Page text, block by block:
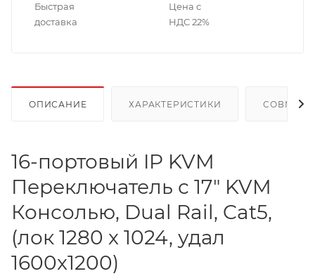
Быстрая
доставка
Цена с
НДС 22%
ОПИСАНИЕ ХАРАКТЕРИСТИКИ
16-портовый IP KVM
Переключатель с 17" KVM
Консолью, Dual Rail, Cat5,
(лок 1280 x 1024, удал
1600x1200)